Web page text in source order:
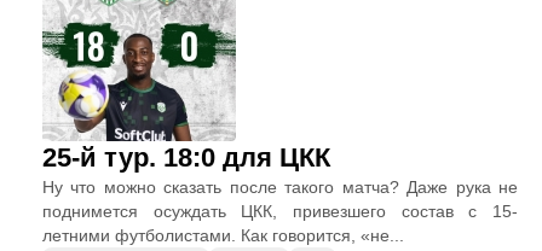
25-й тур. 18:0 для ЦКК
Ну что можно сказать после такого матча? Даже рука не
поднимется осуждать ЦКК, привезшего состав с 15-
летними футболистами. Как говорится, «не...